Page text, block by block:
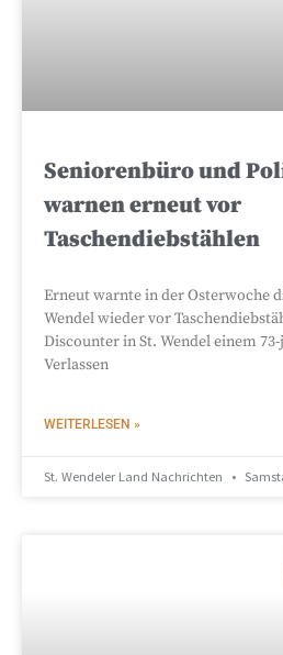
Seniorenbüro und
warnen erneut vor
Taschendiebstählen
Erneut warnte in der Osterwoche
Wendel wieder vor
Discounter in St. Wendel einem
Verlassen
WEITERLESEN »
St. Wendeler Land Nachrichten